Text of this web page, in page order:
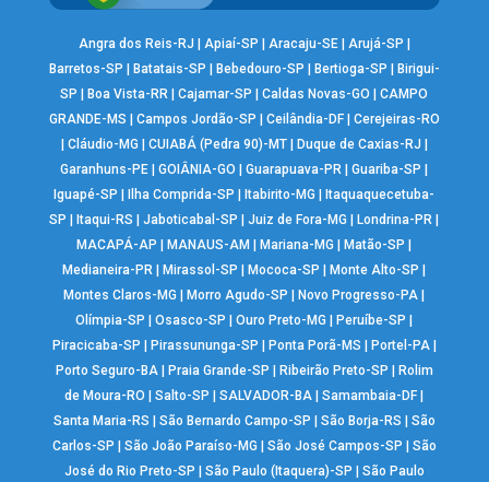
Angra dos Reis-RJ | Apiaí-SP | Aracaju-SE| Arujá-SP |
Barretos-SP | Batatais-SP | Bebedouro-SP | Bertioga-SP | Birigui-
SP |Boa Vista-RR |Cajamar-SP |Caldas Novas-GO |CAMPO
GRANDE-MS | Campos Jordão-SP | Ceilândia-DF| Cerejeiras-RO
| Cláudio-MG | CUIABÁ (Pedra 90)-MT| Duque de Caxias-RJ |
Garanhuns-PE |GOIÂNIA-GO |Guarapuava-PR |Guariba-SP |
Iguapé-SP |Ilha Comprida-SP |Itabirito-MG |Itaquaquecetuba-
SP |Itaqui-RS |Jaboticabal-SP |Juiz de Fora-MG |Londrina-PR |
MACAPÁ-AP |MANAUS-AM |Mariana-MG |Matão-SP |
Medianeira-PR |Mirassol-SP |Mococa-SP |Monte Alto-SP |
Montes Claros-MG |Morro Agudo-SP |Novo Progresso-PA |
Olímpia-SP |Osasco-SP |Ouro Preto-MG |Peruíbe-SP |
Piracicaba-SP | Pirassununga-SP | Ponta Porã-MS | Portel-PA|
Porto Seguro-BA| Praia Grande-SP | Ribeirão Preto-SP | Rolim
de Moura-RO |Salto-SP |SALVADOR-BA |Samambaia-DF |
Santa Maria-RS | São Bernardo Campo-SP | São Borja-RS | São
Carlos-SP | São João Paraíso-MG | São José Campos-SP | São
José do Rio Preto-SP | São Paulo (Itaquera)-SP | São Paulo